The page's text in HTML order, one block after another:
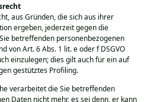
aus Gründen, die sich aus ihrer
ergeben, jederzeit gegen die
betreffenden personenbezogenen
von Art. 6 Abs. 1 lit. e oder f DSGVO
einzulegen; dies gilt auch für ein auf
gestütztes Profiling.
verarbeitet die Sie betreffenden
Daten nicht mehr, es sei denn, er kann